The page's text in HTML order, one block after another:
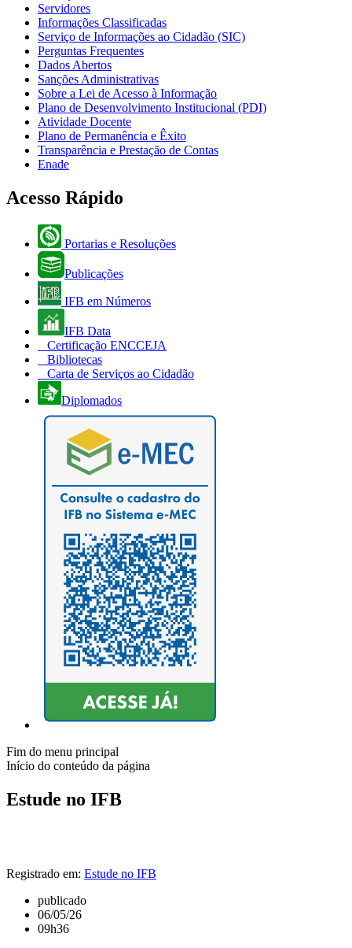
Servidores
Informações Classificadas
Serviço de Informações ao Cidadão (SIC)
Perguntas Frequentes
Dados Abertos
Sanções Administrativas
Sobre a Lei de Acesso à Informação
Plano de Desenvolvimento Institucional (PDI)
Atividade Docente
Plano de Permanência e Êxito
Transparência e Prestação de Contas
Enade
Acesso Rápido
Portarias e Resoluções
Publicações
IFB em Números
IFB Data
Certificação ENCCEJA
Bibliotecas
Carta de Serviços ao Cidadão
Diplomados
Fim do menu principal
Início do conteúdo da página
Estude no IFB
Registrado em: Estude no IFB
publicado
06/05/26
09h36